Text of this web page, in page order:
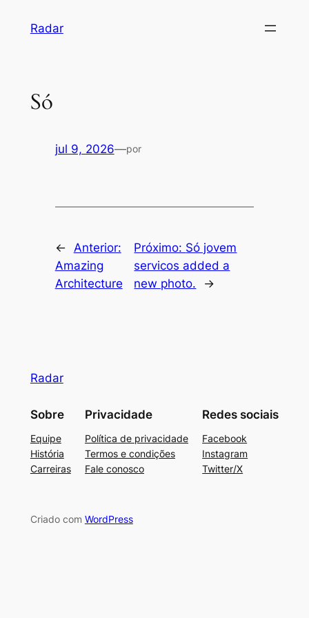
Radar
Só
jul 9, 2026—por
←
Anterior:
Amazing
Architecture
Próximo: Só jovem
servicos added a
new photo.
→
Radar
Sobre
Equipe
História
Carreiras
Privacidade
Política de privacidade
Termos e condições
Fale conosco
Redes sociais
Facebook
Instagram
Twitter/X
Criado com WordPress